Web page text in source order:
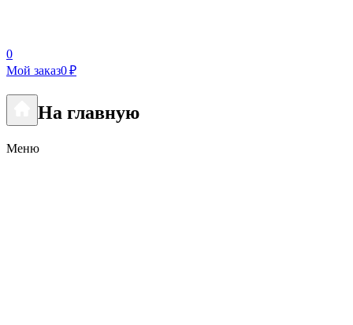
0
Мой заказ0 ₽
На главную
Меню